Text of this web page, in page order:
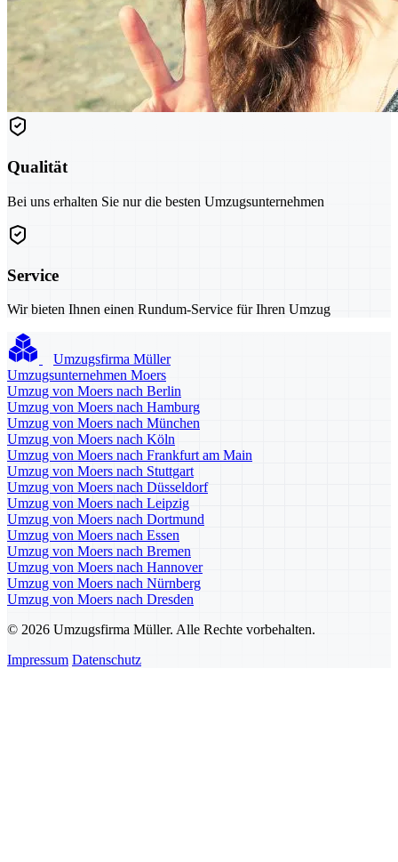
Qualität
Bei uns erhalten Sie nur die besten Umzugsunternehmen
Service
Wir bieten Ihnen einen Rundum-Service für Ihren Umzug
Umzugsfirma Müller
Umzugsunternehmen Moers
Umzug von Moers nach Berlin
Umzug von Moers nach Hamburg
Umzug von Moers nach München
Umzug von Moers nach Köln
Umzug von Moers nach Frankfurt am Main
Umzug von Moers nach Stuttgart
Umzug von Moers nach Düsseldorf
Umzug von Moers nach Leipzig
Umzug von Moers nach Dortmund
Umzug von Moers nach Essen
Umzug von Moers nach Bremen
Umzug von Moers nach Hannover
Umzug von Moers nach Nürnberg
Umzug von Moers nach Dresden
© 2026 Umzugsfirma Müller. Alle Rechte vorbehalten.
Impressum Datenschutz